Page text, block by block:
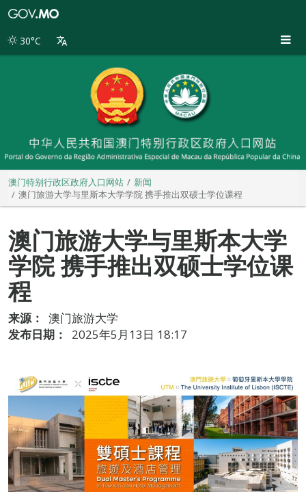
别
30°C
澳门特别行政区政府入口网站
新闻
澳门旅游大学与里斯本大学学院 携手推出双硕士学位课程
澳门旅游大学与里斯本大学
学院 携手推出双硕士学位课
程
来源：
澳门旅游大学
发布日期：
2025年5月13日 18:17